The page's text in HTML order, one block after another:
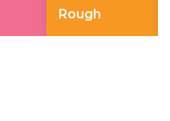
Rough